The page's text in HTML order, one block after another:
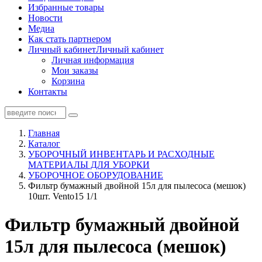
Избранные товары
Новости
Медиа
Как стать партнером
Личный кабинетЛичный кабинет
Личная информация
Мои заказы
Корзина
Контакты
Главная
Каталог
УБОРОЧНЫЙ ИНВЕНТАРЬ И РАСХОДНЫЕ
МАТЕРИАЛЫ ДЛЯ УБОРКИ
УБОРОЧНОЕ ОБОРУДОВАНИЕ
Фильтр бумажный двойной 15л для пылесоса (мешок)
10шт. Vento15 1/1
Фильтр бумажный двойной
15л для пылесоса (мешок)